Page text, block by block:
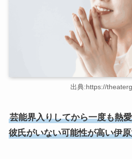
出典:https://
芸能界入りしてから一度も熱
彼氏がいない可能性が高い伊